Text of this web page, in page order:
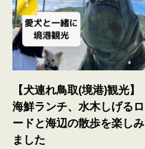
【犬連れ鳥取(境港)観光】
海鮮ランチ、水木しげるロ
ードと海辺の散歩を楽しみ
ました